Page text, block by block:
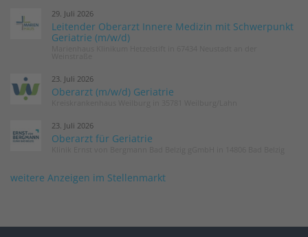
29. Juli 2026
Leitender Oberarzt Innere Medizin mit Schwerpunkt
Geriatrie (m/w/d)
23. Juli 2026
Oberarzt (m/w/d) Geriatrie
23. Juli 2026
Oberarzt für Geriatrie
weitere Anzeigen im Stellenmarkt